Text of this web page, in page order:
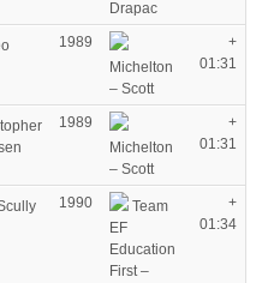
Drapac
1989
Michelton
– Scott
+
01:31
1989
Michelton
– Scott
+
01:31
1990
Team
EF
Education
First –
+
01:34